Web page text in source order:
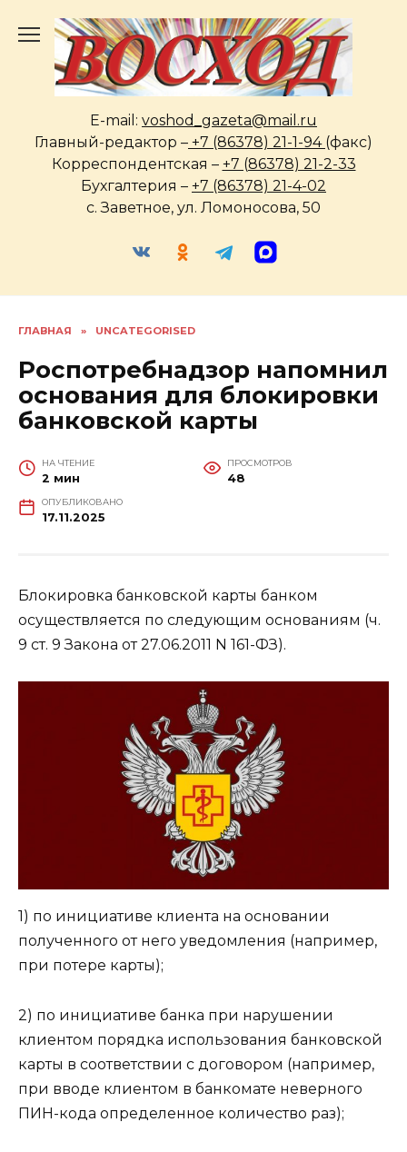
содержанию
E-mail: voshod_gazeta@mail.ru
Главный-редактор – +7 (86378) 21-1-94 (факс)
Корреспондентская – +7 (86378) 21-2-33
Бухгалтерия – +7 (86378) 21-4-02
с. Заветное, ул. Ломоносова, 50
ГЛАВНАЯ » UNCATEGORISED
Роспотребнадзор напомнил
основания для блокировки
банковской карты
НА ЧТЕНИЕ
2 мин
ПРОСМОТРОВ
48
ОПУБЛИКОВАНО
17.11.2025
Блокировка банковской карты банком
осуществляется по следующим основаниям (ч.
9 ст. 9 Закона от 27.06.2011 N 161-ФЗ).
1) по инициативе клиента на основании
полученного от него уведомления (например,
при потере карты);
2) по инициативе банка при нарушении
клиентом порядка использования банковской
карты в соответствии с договором (например,
при вводе клиентом в банкомате неверного
ПИН-кода определенное количество раз);